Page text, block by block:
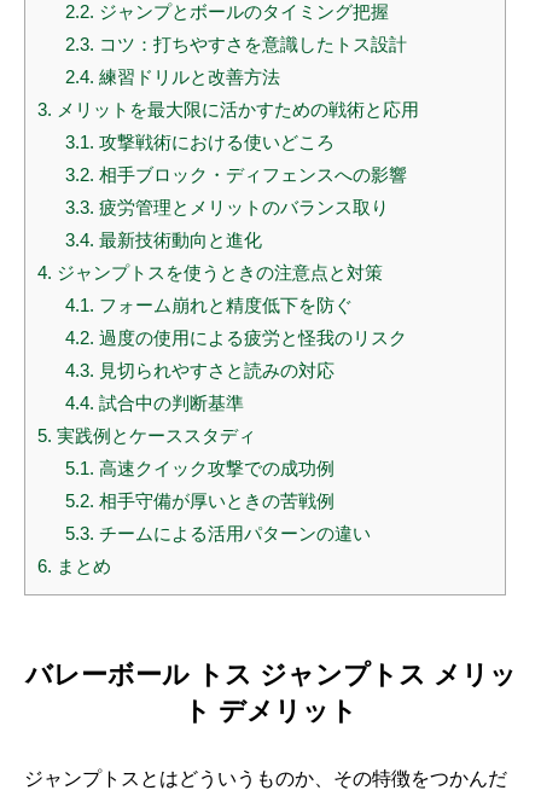
2.2. ジャンプとボールのタイミング把握
2.3. コツ：打ちやすさを意識したトス設計
2.4. 練習ドリルと改善方法
3. メリットを最大限に活かすための戦術と応用
3.1. 攻撃戦術における使いどころ
3.2. 相手ブロック・ディフェンスへの影響
3.3. 疲労管理とメリットのバランス取り
3.4. 最新技術動向と進化
4. ジャンプトスを使うときの注意点と対策
4.1. フォーム崩れと精度低下を防ぐ
4.2. 過度の使用による疲労と怪我のリスク
4.3. 見切られやすさと読みの対応
4.4. 試合中の判断基準
5. 実践例とケーススタディ
5.1. 高速クイック攻撃での成功例
5.2. 相手守備が厚いときの苦戦例
5.3. チームによる活用パターンの違い
6. まとめ
バレーボール トス ジャンプトス メリッ
ト デメリット
ジャンプトスとはどういうものか、その特徴をつかんだ